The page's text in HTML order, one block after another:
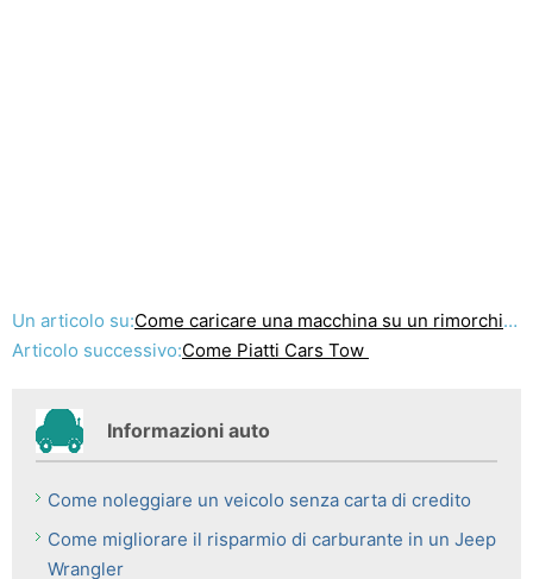
Un articolo su:Come caricare una macchina su un rimorchio Dolly
Articolo successivo:Come Piatti Cars Tow
Informazioni auto
Come noleggiare un veicolo senza carta di credito
Come migliorare il risparmio di carburante in un Jeep
Wrangler